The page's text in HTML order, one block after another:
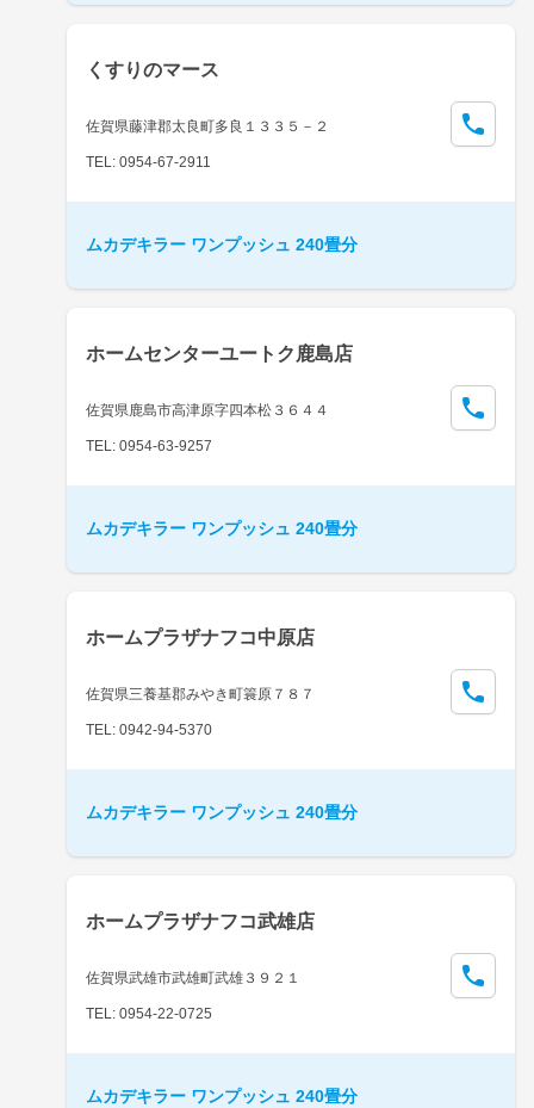
くすりのマース
佐賀県藤津郡太良町多良１３３５－２
TEL: 0954-67-2911
ムカデキラー ワンプッシュ 240畳分
ホームセンターユートク鹿島店
佐賀県鹿島市高津原字四本松３６４４
TEL: 0954-63-9257
ムカデキラー ワンプッシュ 240畳分
ホームプラザナフコ中原店
佐賀県三養基郡みやき町簑原７８７
TEL: 0942-94-5370
ムカデキラー ワンプッシュ 240畳分
ホームプラザナフコ武雄店
佐賀県武雄市武雄町武雄３９２１
TEL: 0954-22-0725
ムカデキラー ワンプッシュ 240畳分